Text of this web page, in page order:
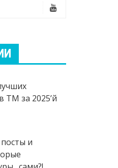
TM за 2025’й
и